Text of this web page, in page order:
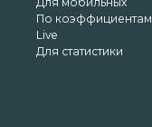
По коэффициентам
Live
Для статистики